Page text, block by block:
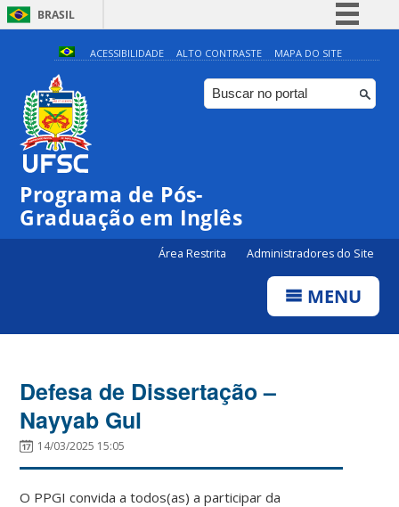
BRASIL
Simplifique!
Comunica BR
Participe
ACESSIBILIDADE ALTO CONTRASTE MAPA DO SITE
Programa de Pós-
Graduação em Inglês
Área Restrita Administradores do Site
MENU
Defesa de Dissertação –
Nayyab Gul
14/03/2025 15:05
O PPGI convida a todos(as) a participar da